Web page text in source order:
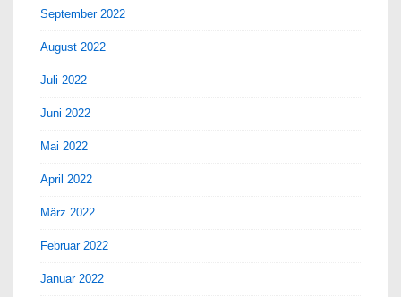
September 2022
August 2022
Juli 2022
Juni 2022
Mai 2022
April 2022
März 2022
Februar 2022
Januar 2022